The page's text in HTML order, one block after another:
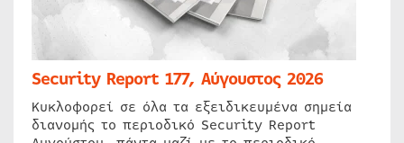
Security Report 177, Αύγουστος 2026
Κυκλοφορεί σε όλα τα εξειδικευμένα σημεία
διανομής το περιοδικό Security Report